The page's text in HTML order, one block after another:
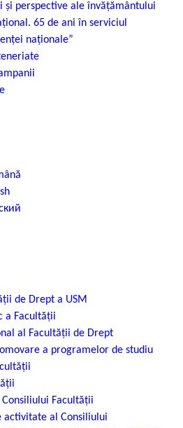
și perspective ale învățământului
65 de ani în serviciul
naționale”
de Drept a USM
a Facultății
al Facultății de Drept
a programelor de studiu
Facultății
activitate al Consiliului